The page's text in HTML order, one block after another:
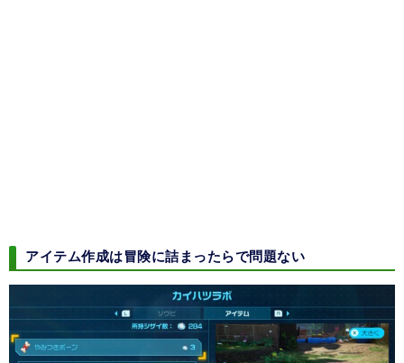
アイテム作成は冒険に詰まったらで問題ない